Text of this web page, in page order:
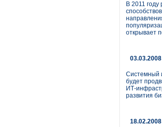
В 2011
открывает
03.03.2008
Системный
будет
ИТ-
развития
18.02.2008